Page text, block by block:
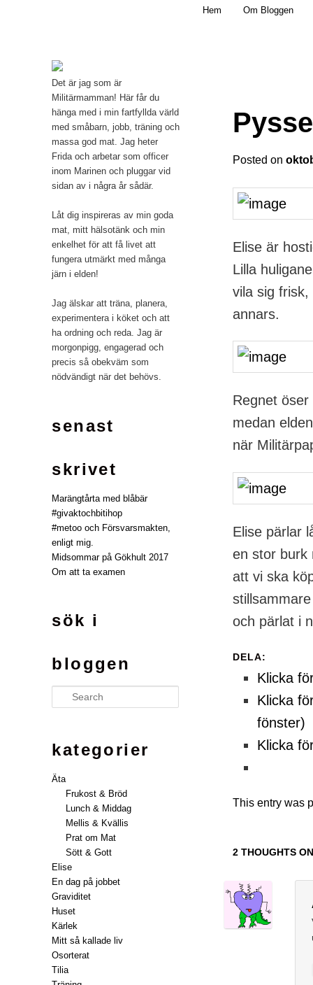
Mamma, militär och märkbart obekväm
Hem Om Bloggen
Posted on
Elise är
Lilla
vila sig
annars.
Regnet
medan
när
Elise pärlar
en stor burk
att vi ska
och pärlat i
DELA:
Klicka
Klicka
fönster)
Klicka
This entry was
2 THOUGHTS
Det är jag som är
Militärmamman! Här får du
hänga med i min fartfyllda värld
med småbarn, jobb, träning och
massa god mat. Jag heter
Frida och arbetar som officer
inom Marinen och pluggar vid
sidan av i några år sådär.
Låt dig inspireras av min goda
mat, mitt hälsotänk och min
enkelhet för att få livet att
fungera utmärkt med många
järn i elden!
Jag älskar att träna, planera,
experimentera i köket och att
ha ordning och reda. Jag är
morgonpigg, engagerad och
precis så obekväm som
nödvändigt när det behövs.
senast
skrivet
Marängtårta med blåbär
#givaktochbitihop
#metoo och Försvarsmakten,
enligt mig.
Midsommar på Gökhult 2017
Om att ta examen
sök i
bloggen
Search
kategorier
Äta
Frukost & Bröd
Lunch & Middag
Mellis & Kvällis
Prat om Mat
Sött & Gott
Elise
En dag på jobbet
Graviditet
Huset
Kärlek
Mitt så kallade liv
Osorterat
Tilia